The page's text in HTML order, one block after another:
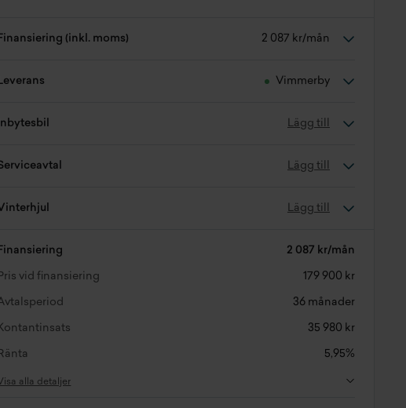
(inkl. moms) 2 087 kr/mån
Vimmerby
Lägg till
Lägg till
Lägg till
2 087 kr/mån
vid finansiering 179 900 kr
36 månader
35 980 kr
5,95%
alla detaljer